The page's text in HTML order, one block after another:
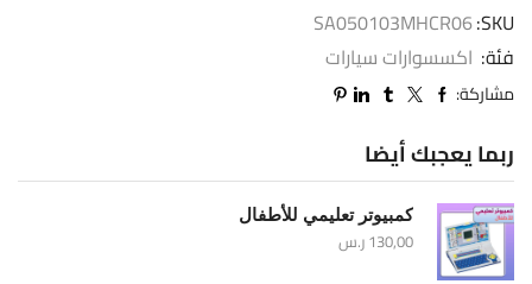
SKU:
SA050103MHCR06
فئة: اكسسوارات سيارات
مشاركة:
ربما يعجبك أيضا
كمبيوتر تعليمي للأطفال
130,00ر.س